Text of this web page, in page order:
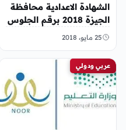
الشهادة الاعدادية محافظة
الجيزة 2018 برقم الجلوس
25 مايو، 2018
عربي ودولي